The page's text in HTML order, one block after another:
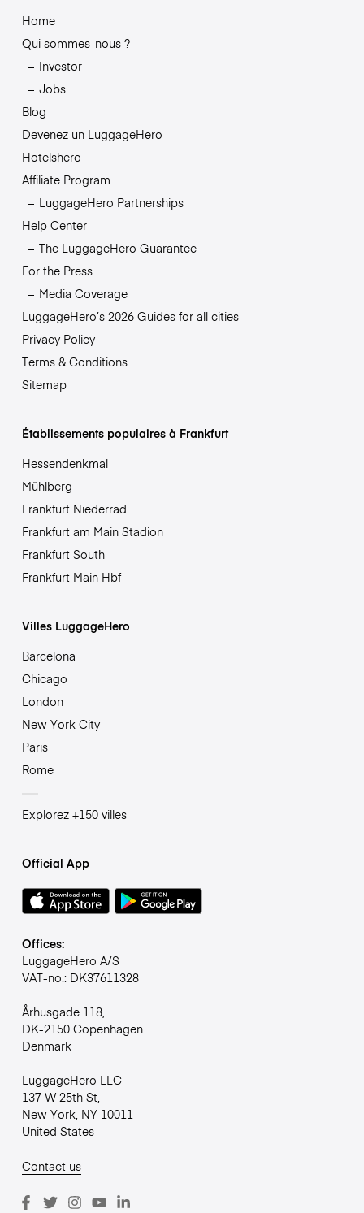
Home
Qui sommes-nous ?
Investor
Jobs
Blog
Devenez un LuggageHero
Hotelshero
Affiliate Program
LuggageHero Partnerships
Help Center
The LuggageHero Guarantee
For the Press
Media Coverage
LuggageHero’s 2026 Guides for all cities
Privacy Policy
Terms & Conditions
Sitemap
Établissements populaires à Frankfurt
Hessendenkmal
Mühlberg
Frankfurt Niederrad
Frankfurt am Main Stadion
Frankfurt South
Frankfurt Main Hbf
Villes LuggageHero
Barcelona
Chicago
London
New York City
Paris
Rome
Explorez +150 villes
Official App
Offices:
LuggageHero A/S
VAT-no.: DK37611328
Århusgade 118,
DK-2150 Copenhagen
Denmark
LuggageHero LLC
137 W 25th St,
New York, NY 10011
United States
Contact us